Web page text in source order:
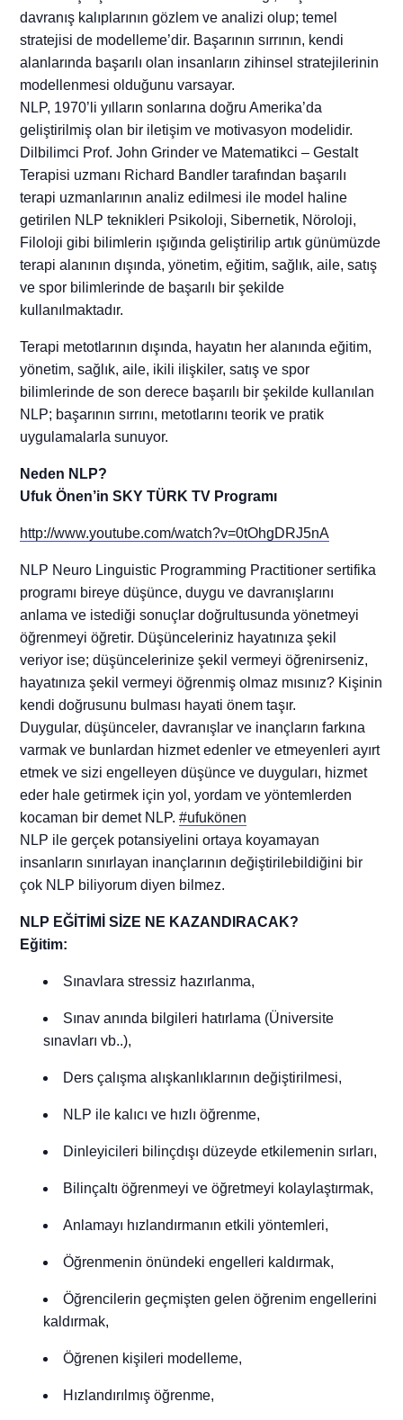
davranış kalıplarının gözlem ve analizi olup; temel
stratejisi de modelleme’dir. Başarının sırrının, kendi
alanlarında başarılı olan insanların zihinsel stratejilerinin
modellenmesi olduğunu varsayar.
NLP, 1970’li yılların sonlarına doğru Amerika’da
geliştirilmiş olan bir iletişim ve motivasyon modelidir.
Dilbilimci Prof. John Grinder ve Matematikci – Gestalt
Terapisi uzmanı Richard Bandler tarafından başarılı
terapi uzmanlarının analiz edilmesi ile model haline
getirilen NLP teknikleri Psikoloji, Sibernetik, Nöroloji,
Filoloji gibi bilimlerin ışığında geliştirilip artık günümüzde
terapi alanının dışında, yönetim, eğitim, sağlık, aile, satış
ve spor bilimlerinde de başarılı bir şekilde
kullanılmaktadır.
Terapi metotlarının dışında, hayatın her alanında eğitim,
yönetim, sağlık, aile, ikili ilişkiler, satış ve spor
bilimlerinde de son derece başarılı bir şekilde kullanılan
NLP; başarının sırrını, metotlarını teorik ve pratik
uygulamalarla sunuyor.
Neden NLP?
Ufuk Önen’in SKY TÜRK TV Programı
http://www.youtube.com/watch?v=0tOhgDRJ5nA
NLP Neuro Linguistic Programming Practitioner sertifika
programı bireye düşünce, duygu ve davranışlarını
anlama ve istediği sonuçlar doğrultusunda yönetmeyi
öğrenmeyi öğretir. Düşünceleriniz hayatınıza şekil
veriyor ise; düşüncelerinize şekil vermeyi öğrenirseniz,
hayatınıza şekil vermeyi öğrenmiş olmaz mısınız? Kişinin
kendi doğrusunu bulması hayati önem taşır.
Duygular, düşünceler, davranışlar ve inançların farkına
varmak ve bunlardan hizmet edenler ve etmeyenleri ayırt
etmek ve sizi engelleyen düşünce ve duyguları, hizmet
eder hale getirmek için yol, yordam ve yöntemlerden
kocaman bir demet NLP.#ufukönen
NLP ile gerçek potansiyelini ortaya koyamayan
insanların sınırlayan inançlarının değiştirilebildiğini bir
çok NLP biliyorum diyen bilmez.
NLP EĞİTİMİ SİZE NE KAZANDIRACAK?
Eğitim:
Sınavlara stressiz hazırlanma,
Sınav anında bilgileri hatırlama (Üniversite
sınavları vb..),
Ders çalışma alışkanlıklarının değiştirilmesi,
NLP ile kalıcı ve hızlı öğrenme,
Dinleyicileri bilinçdışı düzeyde etkilemenin sırları,
Bilinçaltı öğrenmeyi ve öğretmeyi kolaylaştırmak,
Anlamayı hızlandırmanın etkili yöntemleri,
Öğrenmenin önündeki engelleri kaldırmak,
Öğrencilerin geçmişten gelen öğrenim engellerini
kaldırmak,
Öğrenen kişileri modelleme,
Hızlandırılmış öğrenme,